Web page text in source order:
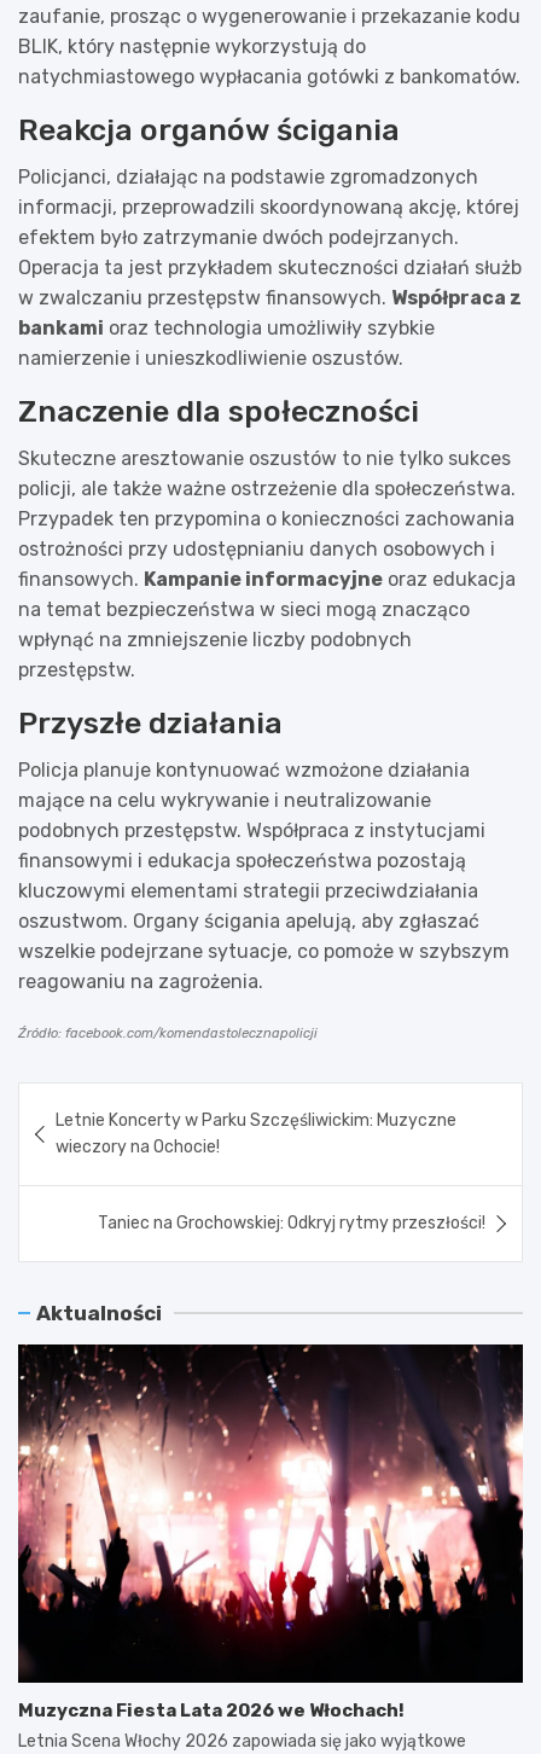
zaufanie, prosząc o wygenerowanie i przekazanie kodu
BLIK, który następnie wykorzystują do
natychmiastowego wypłacania gotówki z bankomatów.
Reakcja organów ścigania
Policjanci, działając na podstawie zgromadzonych
informacji, przeprowadzili skoordynowaną akcję, której
efektem było zatrzymanie dwóch podejrzanych.
Operacja ta jest przykładem skuteczności działań służb
w zwalczaniu przestępstw finansowych. Współpraca z
bankami oraz technologia umożliwiły szybkie
namierzenie i unieszkodliwienie oszustów.
Znaczenie dla społeczności
Skuteczne aresztowanie oszustów to nie tylko sukces
policji, ale także ważne ostrzeżenie dla społeczeństwa.
Przypadek ten przypomina o konieczności zachowania
ostrożności przy udostępnianiu danych osobowych i
finansowych. Kampanie informacyjne oraz edukacja
na temat bezpieczeństwa w sieci mogą znacząco
wpłynąć na zmniejszenie liczby podobnych
przestępstw.
Przyszłe działania
Policja planuje kontynuować wzmożone działania
mające na celu wykrywanie i neutralizowanie
podobnych przestępstw. Współpraca z instytucjami
finansowymi i edukacja społeczeństwa pozostają
kluczowymi elementami strategii przeciwdziałania
oszustwom. Organy ścigania apelują, aby zgłaszać
wszelkie podejrzane sytuacje, co pomoże w szybszym
reagowaniu na zagrożenia.
Źródło: facebook.com/komendastolecznapolicji
wpisu
Letnie Koncerty w Parku Szczęśliwickim: Muzyczne
wieczory na Ochocie!
Taniec na Grochowskiej: Odkryj rytmy przeszłości!
Aktualności
Muzyczna Fiesta Lata 2026 we Włochach!
Letnia Scena Włochy 2026 zapowiada się jako wyjątkowe